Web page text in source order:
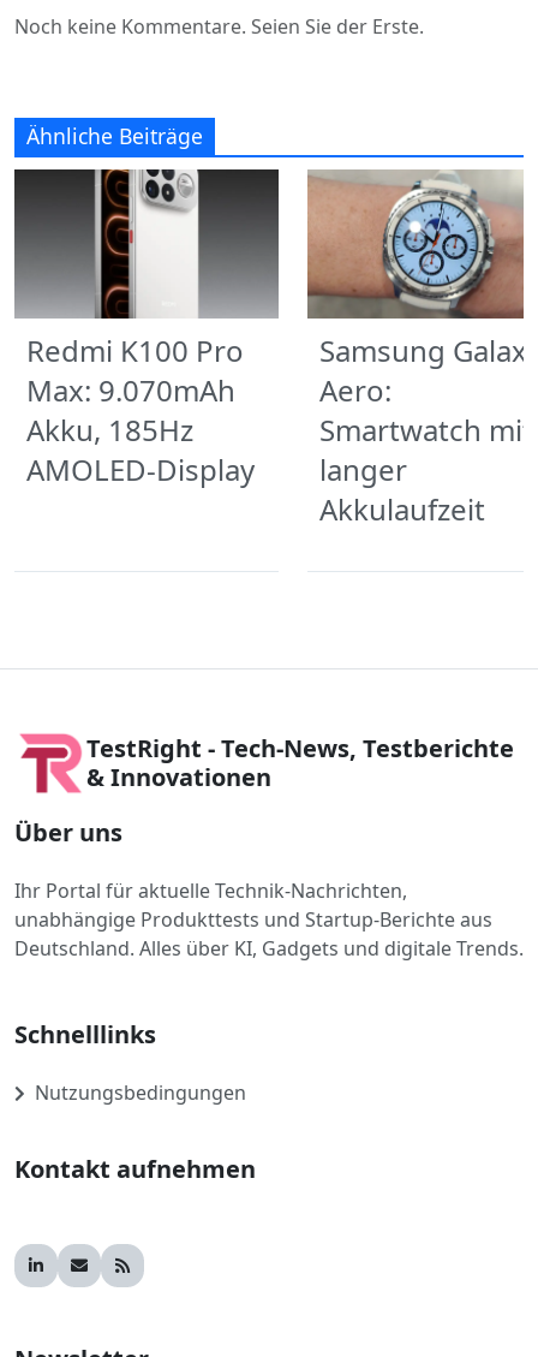
Noch keine Kommentare. Seien Sie der Erste.
Ähnliche Beiträge
Redmi K100 Pro
Max: 9.070mAh
Akku, 185Hz
AMOLED-Display
Samsung
Aero:
Smartwatch mit
langer
Akkulaufzeit
TestRight - Tech-News, Testberichte
& Innovationen
Über uns
Ihr Portal für aktuelle Technik-Nachrichten,
unabhängige Produkttests und Startup-Berichte aus
Deutschland. Alles über KI, Gadgets und digitale Trends.
Schnelllinks
Nutzungsbedingungen
Kontakt aufnehmen